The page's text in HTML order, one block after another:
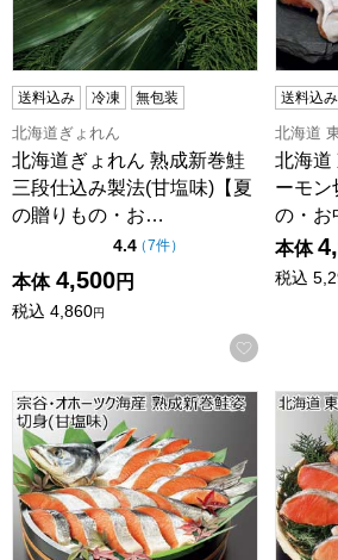
送料込み 冷凍 無包装
北海道ぎょれん
北海道ぎょれん 熟成新巻鮭
三段仕込み製法(甘塩味)【夏
の贈りもの・お…
4.4点（5点満点中）
（7件の評価
）
本体 4,500円
税込 4,860円
お気に入
送料込み
北海道
北海道
ーモン
の・
本体
税込
宗谷・オホーツク海産 熟成新巻鮭姿
北海